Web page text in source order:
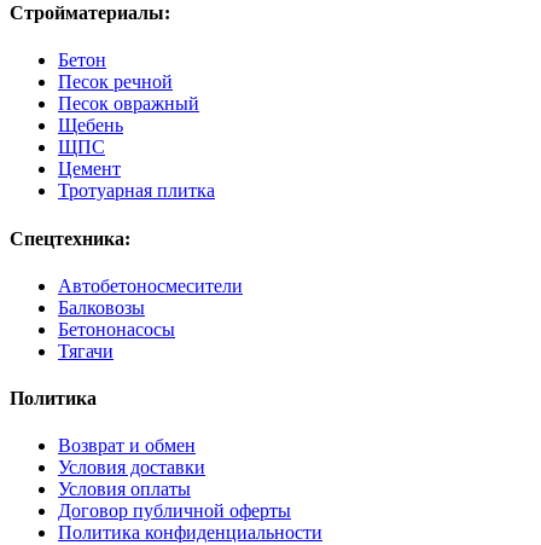
Стройматериалы:
Бетон
Песок речной
Песок овражный
Щебень
ЩПС
Цемент
Тротуарная плитка
Спецтехника:
Автобетоносмесители
Балковозы
Бетононасосы
Тягачи
Политика
Возврат и обмен
Условия доставки
Условия оплаты
Договор публичной оферты
Политика конфиденциальности